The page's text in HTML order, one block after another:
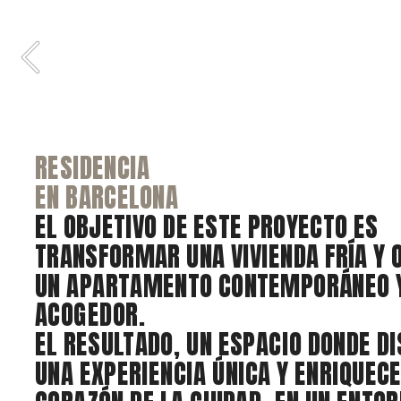
RESIDENCIA
PASSEIG DE SANT JOAN
ESTA CASA FUE DISEÑADA BAJO EL
NEUTRALIDAD Y TRANQUILIDAD.
LA ARMONÍA SE LOGRA A TRAVÉS DE
RESIDENCIA
EN BARCELONA
EL OBJETIVO DE ESTE PROYECTO ES
TRANSFORMAR UNA VIVIENDA FRÍA Y
UN APARTAMENTO CONTEMPORÁNEO
ACOGEDOR.
EL RESULTADO, UN ESPACIO DONDE
UNA EXPERIENCIA ÚNICA Y